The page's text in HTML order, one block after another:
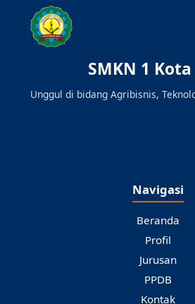
SMKN 1 Kota
Unggul di bidang Agribisnis,
Navigasi
Beranda
Profil
Jurusan
PPDB
Kontak